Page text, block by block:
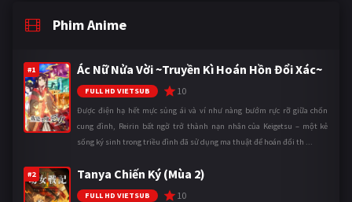
Phim Anime
#1 Ác Nữ Nửa Vời ~Truyền Kì Hoán Hồn Đổi Xác~
FULL HD VIETSUB 10
Được điện hạ hết mực sủng ái và ví như nàng bướm rực rỡ giữa chốn
cung đình, Reirin bất ngờ trở thành nạn nhân của Keigetsu – một kẻ
sống ký sinh trong triều đình đã sử dụng ma thuật để hoán đổi th ...
#2 Tanya Chiến Ký (Mùa 2)
FULL HD VIETSUB 10